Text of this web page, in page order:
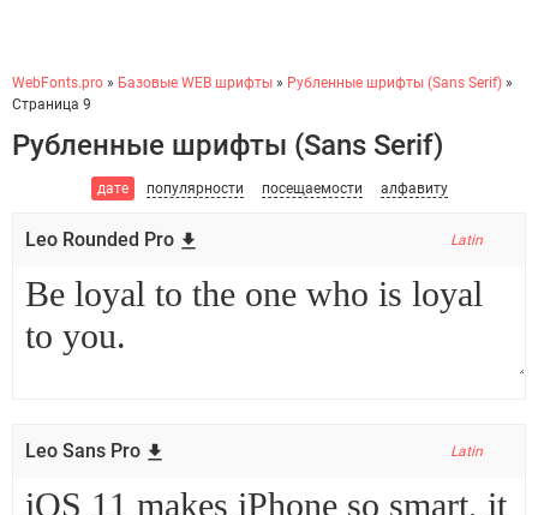
WebFonts.pro » Базовые WEB шрифты » Рубленные шрифты (Sans Serif) »
Страница 9
Рубленные шрифты (Sans Serif)
дате популярности посещаемости алфавиту
Leo Rounded Pro Latin
Leo Sans Pro Latin